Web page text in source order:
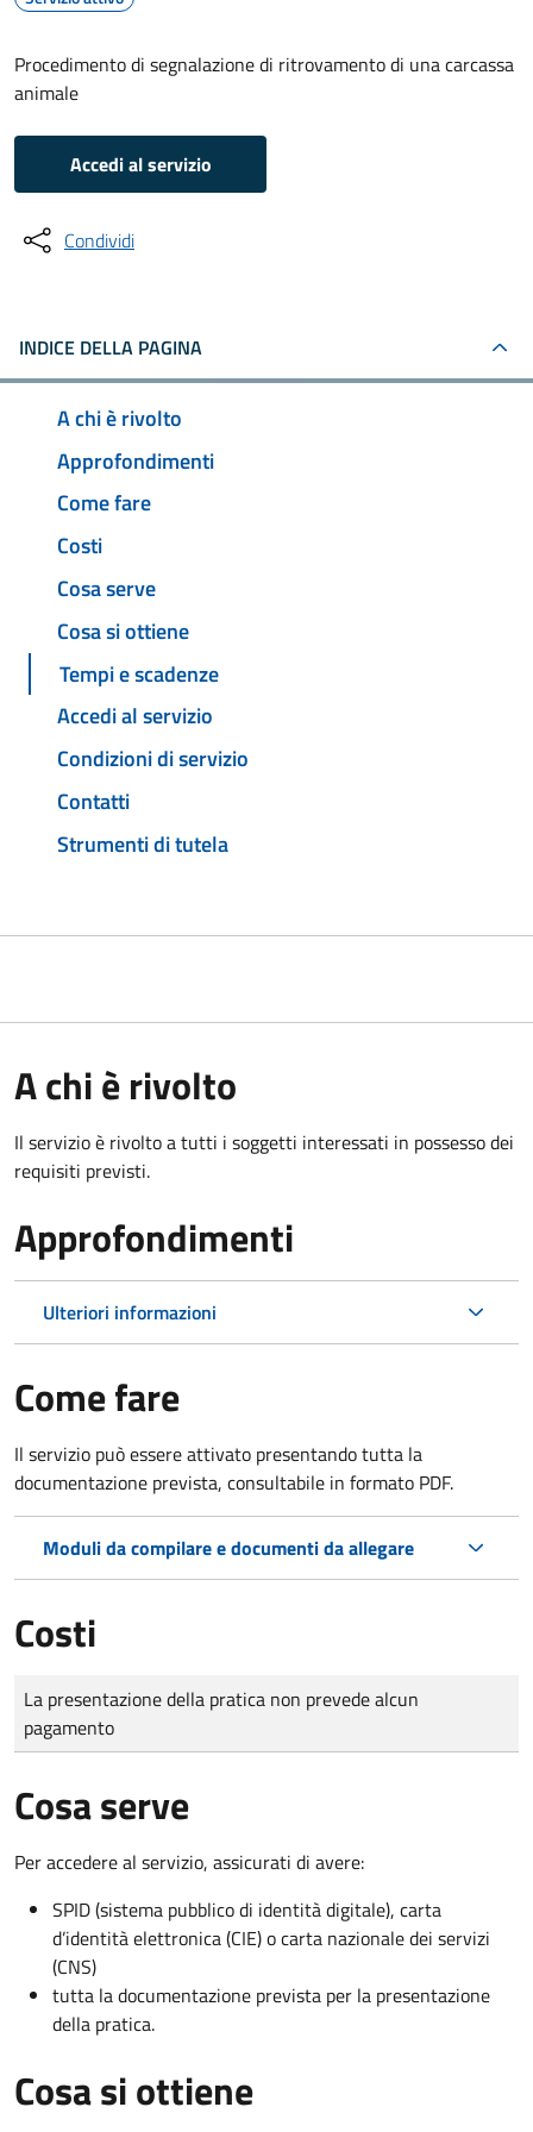
Procedimento di segnalazione di ritrovamento di una carcassa
animale
Accedi al servizio
Condividi
INDICE DELLA PAGINA
A chi è rivolto
Approfondimenti
Come fare
Costi
Cosa serve
Cosa si ottiene
Tempi e scadenze
Accedi al servizio
Condizioni di servizio
Contatti
Strumenti di tutela
A chi è rivolto
Il servizio è rivolto a tutti i soggetti interessati in possesso dei
requisiti previsti.
Approfondimenti
Ulteriori informazioni
Come fare
Il servizio può essere attivato presentando tutta la
documentazione prevista, consultabile in formato PDF.
Moduli da compilare e documenti da allegare
Costi
Tipo di pagamento
Importo
La presentazione della pratica non prevede alcun
pagamento
Cosa serve
Per accedere al servizio, assicurati di avere:
SPID (sistema pubblico di identità digitale), carta
d’identità elettronica (CIE) o carta nazionale dei servizi
(CNS)
tutta la documentazione prevista per la presentazione
della pratica.
Cosa si ottiene